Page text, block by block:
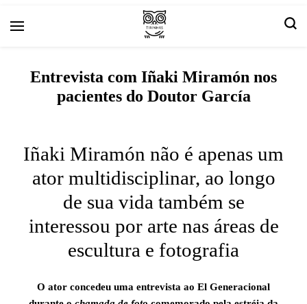
Tirinha.com
Entrevista com Iñaki Miramón nos
pacientes do Doutor García
Iñaki Miramón não é apenas um
ator multidisciplinar, ao longo
de sua vida também se
interessou por arte nas áreas de
escultura e fotografia
O ator concedeu uma entrevista ao El Generacional